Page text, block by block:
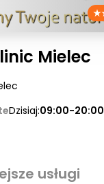
Mielec
Dzisiaj:09:00-20:00
usługi